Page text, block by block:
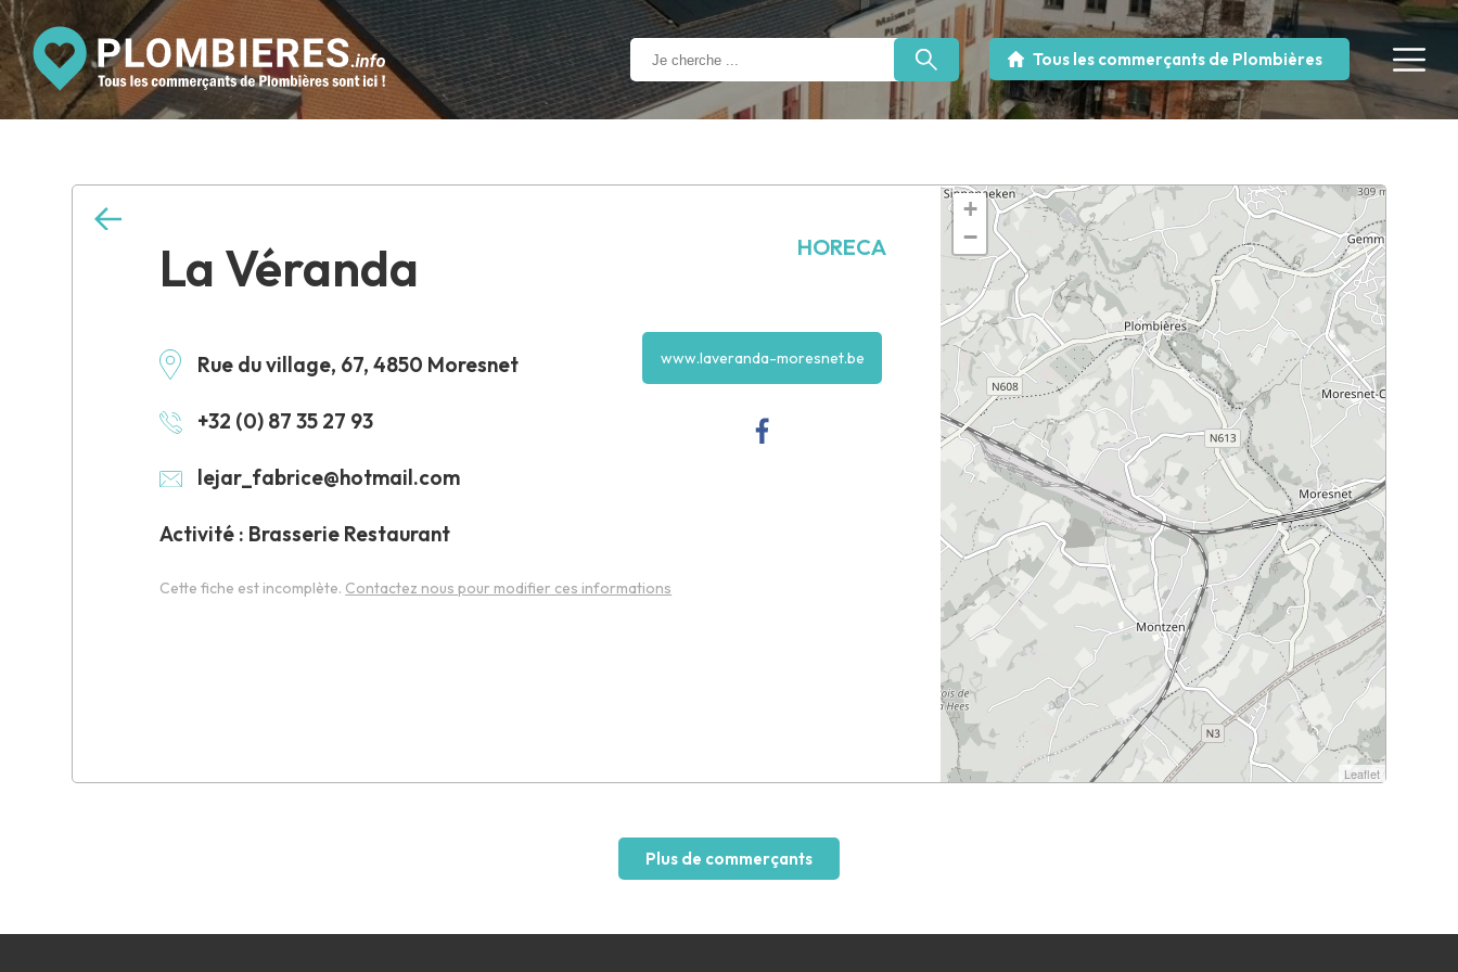
Tous les commerçants de Plombières
La Véranda
Rue du village, 67, 4850 Moresnet
+32 (0) 87 35 27 93
lejar_fabrice@hotmail.com
Activité : Brasserie Restaurant
HORECA
www.laveranda-moresnet.be
Cette fiche est incomplète. Contactez nous pour modifier ces informations
+
−
Leaflet
Plus de commerçants